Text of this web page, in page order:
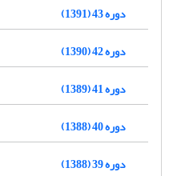
دوره 43 (1391)
دوره 42 (1390)
دوره 41 (1389)
دوره 40 (1388)
دوره 39 (1388)